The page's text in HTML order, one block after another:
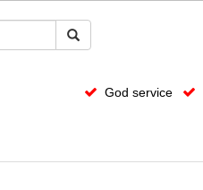
God service